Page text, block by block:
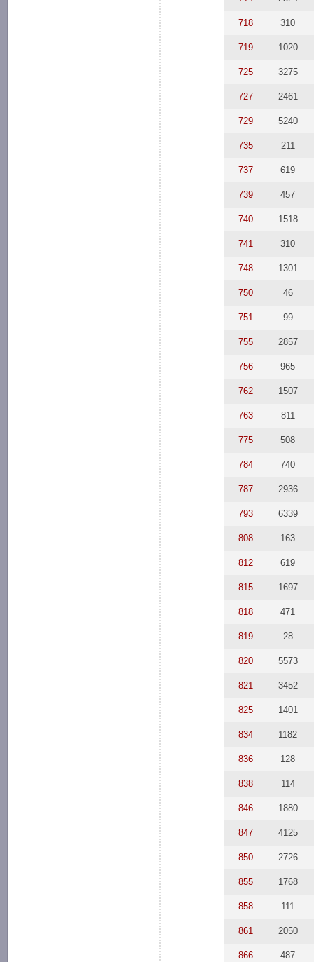
718 310
719 1020
725 3275
727 2461
729 5240
735 211
737 619
739 457
740 1518
741 310
748 1301
750 46
751 99
755 2857
756 965
762 1507
763 811
775 508
784 740
787 2936
793 6339
808 163
812 619
815 1697
818 471
819 28
820 5573
821 3452
825 1401
834 1182
836 128
838 114
846 1880
847 4125
850 2726
855 1768
858 111
861 2050
866 487